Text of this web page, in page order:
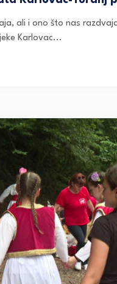
ali i ono što nas
Karlovac...